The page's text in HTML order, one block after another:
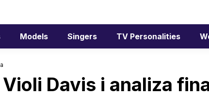
Models Singers TV Personalities
Davis i analiza